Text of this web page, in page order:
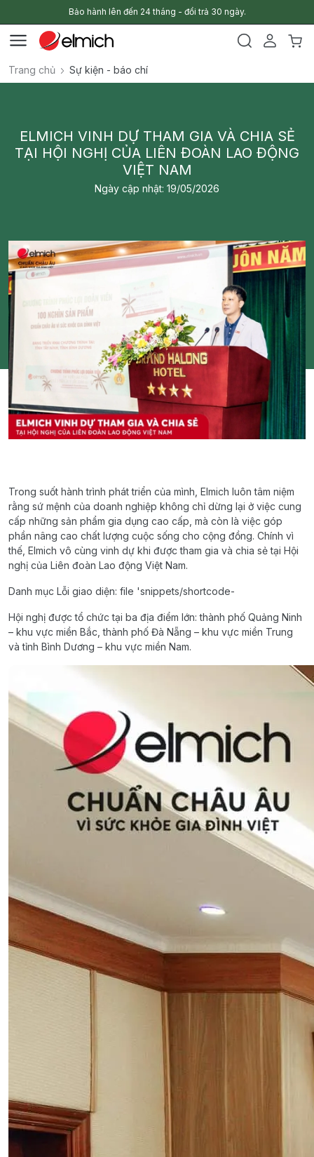
Bảo hành lên đến 24 tháng - đổi trả 30 ngày.
Trang chủ Sự kiện - báo chí
ELMICH VINH DỰ THAM GIA VÀ CHIA SẺ
TẠI HỘI NGHỊ CỦA LIÊN ĐOÀN LAO ĐỘNG
VIỆT NAM
Ngày cập nhật: 19/05/2026
Trong suốt hành trình phát triển của mình, Elmich luôn tâm niệm
rằng sứ mệnh của doanh nghiệp không chỉ dừng lại ở việc cung
cấp những sản phẩm gia dụng cao cấp, mà còn là việc góp
phần nâng cao chất lượng cuộc sống cho cộng đồng. Chính vì
thế, Elmich vô cùng vinh dự khi được tham gia và chia sẻ tại Hội
nghị của Liên đoàn Lao động Việt Nam.
Danh mục Lỗi giao diện: file 'snippets/shortcode-
Hội nghị được tổ chức tại ba địa điểm lớn: thành phố Quảng Ninh
– khu vực miền Bắc, thành phố Đà Nẵng – khu vực miền Trung
và tỉnh Bình Dương – khu vực miền Nam.